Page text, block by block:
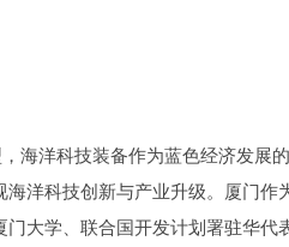
海洋科技装备作为蓝色经济发展
洋科技创新与产业升级。厦门
大学、联合国开发计划署驻华